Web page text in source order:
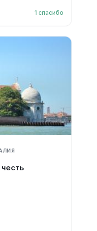
1 спасибо